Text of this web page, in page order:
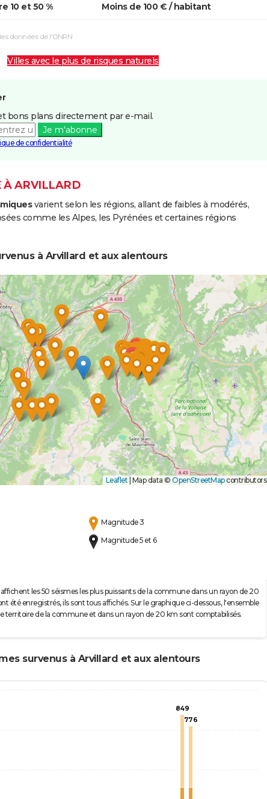
10 et 50 %
Moins de 100 € / habitant
données de l'ONRN
Villes avec le plus de risques naturels
bons plans directement par e-mail.
Je m'abonne
de confidentialité
À ARVILLARD
varient selon les régions, allant de faibles à modérés,
comme les Alpes, les Pyrénées et certaines régions
à Arvillard et aux alentours
Leaflet | Map data © OpenStreetMapcontributors
Magnitude 3
Magnitude 5 et 6
les 50 séismes les plus puissants de la commune dans un rayon de 20
été enregistrés, ils sont tous affichés. Sur le graphique ci-dessous, l'ensemble
territoire de la commune et dans un rayon de 20 km sont comptabilisés.
survenus à Arvillard et aux alentours
849
776